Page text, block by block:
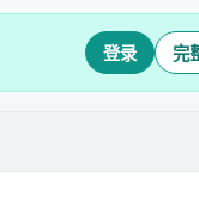
登录 完